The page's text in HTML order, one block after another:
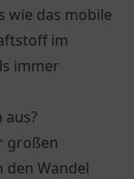
wie das mobile
im
immer
aus?
großen
Wandel